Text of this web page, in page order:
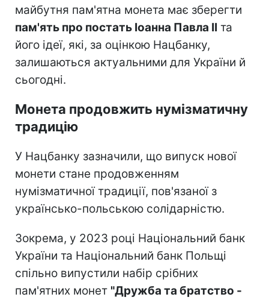
майбутня пам'ятна монета має зберегти
пам'ять про постать Іоанна Павла II та
його ідеї, які, за оцінкою Нацбанку,
залишаються актуальними для України й
сьогодні.
Монета продовжить нумізматичну
традицію
У Нацбанку зазначили, що випуск нової
монети стане продовженням
нумізматичної традиції, пов'язаної з
українсько-польською солідарністю.
Зокрема, у 2023 році Національний банк
України та Національний банк Польщі
спільно випустили набір срібних
пам'ятних монет "Дружба та братство -